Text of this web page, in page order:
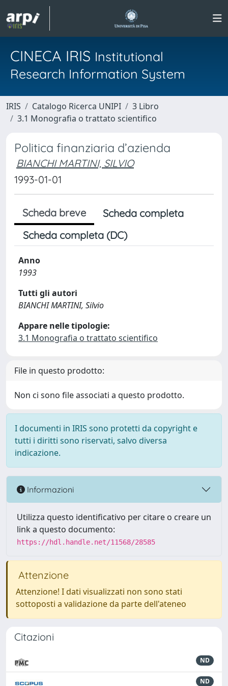
CINECA IRIS Institutional
Research Information System
IRIS Catalogo Ricerca UNIPI
3 Libro
3.1 Monografia o trattato scientifico
Politica finanziaria d’azienda
BIANCHI MARTINI, SILVIO
1993-01-01
Scheda breve
Scheda completa
Scheda completa (DC)
Anno
1993
Tutti gli autori
BIANCHI MARTINI, Silvio
Appare nelle tipologie:
3.1 Monografia o trattato scientifico
File in questo prodotto:
Non ci sono file associati a questo prodotto.
I documenti in IRIS sono protetti da copyright e
tutti i diritti sono riservati, salvo diversa
indicazione.
Informazioni
Utilizza questo identificativo per citare o creare un
link a questo documento:
https://hdl.handle.net/11568/28585
Attenzione
Attenzione! I dati visualizzati non sono stati
sottoposti a validazione da parte dell'ateneo
Citazioni
ND
ND